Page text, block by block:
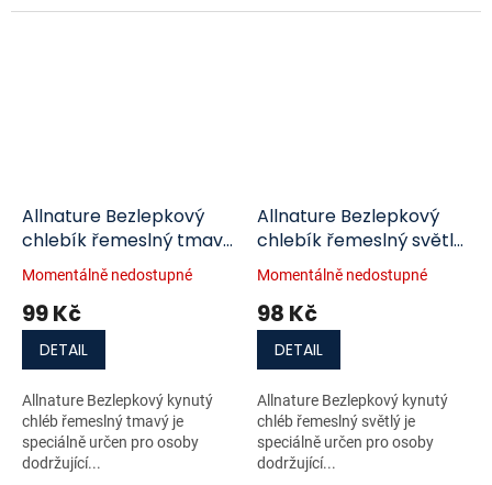
Allnature Bezlepkový
chlebík řemeslný tmavý
235g
Momentálně nedostupné
99 Kč
DETAIL
Allnature Bezlepkový kynutý
chléb řemeslný tmavý je
speciálně určen pro osoby
dodržující...
Allnature Bezlepkový
chlebík řemeslný světlý
235g
Momentálně nedostupné
98 Kč
DETAIL
Allnature Bezlepkový kynutý
chléb řemeslný světlý je
speciálně určen pro osoby
dodržující...